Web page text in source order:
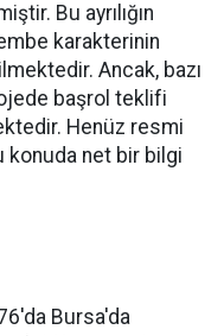
Bu ayrılığın
karakterinin
Ancak, bazı
başrol teklifi
Henüz resmi
konuda net bir bilgi
Bursa'da